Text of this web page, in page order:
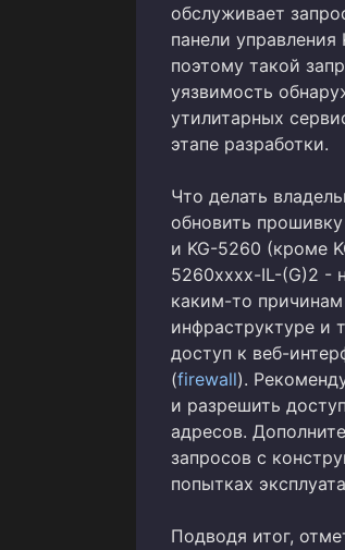
обслуживает
панели
поэтому такой
уязвимость
утилитарных
этапе разработки.
Что делать
обновить
и KG-5260 (кроме
5260xxxx-IL-(G)2 -
каким-то
инфраструктуре и
доступ к веб-
(firewall).
и разрешить
адресов.
запросов с
попытках
Подводя итог,